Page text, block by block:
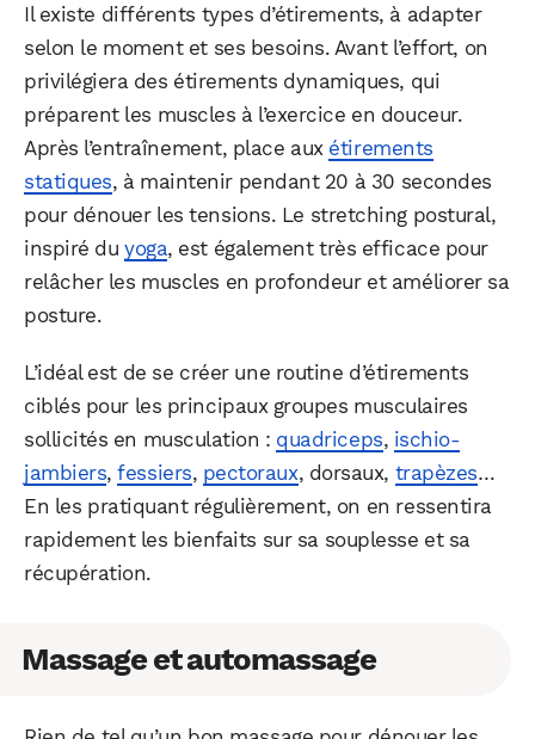
Il existe différents types d’étirements, à adapter
selon le moment et ses besoins. Avant l’effort, on
privilégiera des étirements dynamiques, qui
préparent les muscles à l’exercice en douceur.
Après l’entraînement, place aux étirements
statiques, à maintenir pendant 20 à 30 secondes
pour dénouer les tensions. Le stretching postural,
inspiré duyoga, est également très efficace pour
relâcher les muscles en profondeur et améliorer sa
posture.
L’idéal est de se créer une routine d’étirements
ciblés pour les principaux groupes musculaires
sollicités en musculation : quadriceps, ischio-
jambiers,fessiers, pectoraux, dorsaux, trapèzes…
En les pratiquant régulièrement, on en ressentira
rapidement les bienfaits sur sa souplesse et sa
récupération.
Massage et automassage